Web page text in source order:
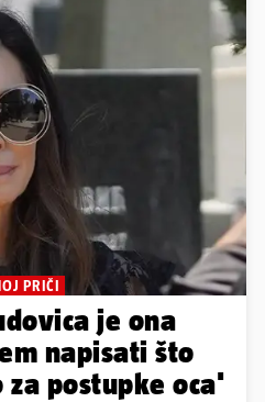
PRIČI
je ona
napisati što
postupke oca'